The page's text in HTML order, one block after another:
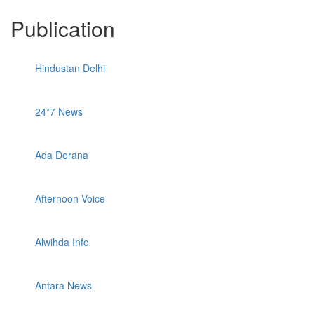
Publication
Hindustan Delhi
24*7 News
Ada Derana
Afternoon Voice
Alwihda Info
Antara News